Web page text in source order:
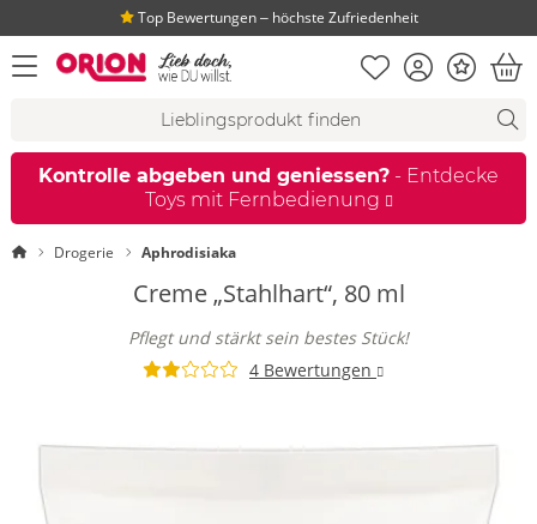
Top Bewertungen ‒ höchste Zufriedenheit
Menü öffnen Merkliste
KontoBonus
Kontrolle abgeben und geniessen? - Entdecke
Toys mit Fernbedienung
Startseite
Drogerie Aphrodisiaka
Creme „Stahlhart“, 80 ml
Pflegt und stärkt sein bestes Stück!
4 Bewertungen